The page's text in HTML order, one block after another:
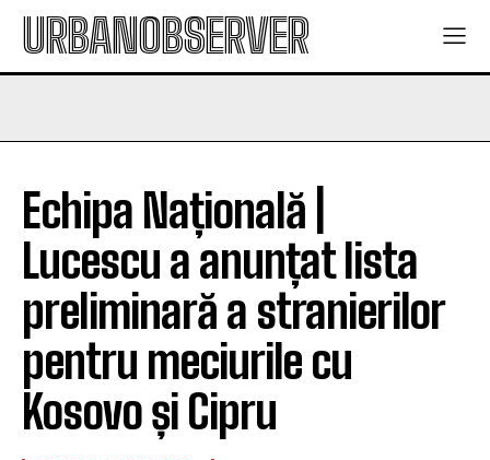
URBANOBSERVER
Echipa Națională |
Lucescu a anunțat lista
preliminară a stranierilor
pentru meciurile cu
Kosovo și Cipru